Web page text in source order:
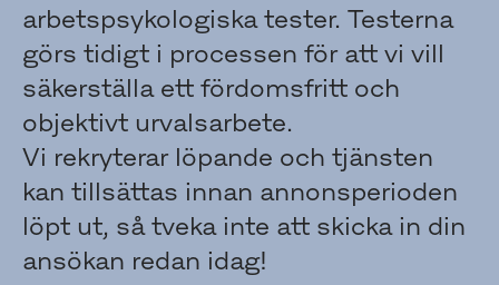
arbetspsykologiska tester. Testerna
görs tidigt i processen för att vi vill
säkerställa ett fördomsfritt och
objektivt urvalsarbete.
Vi rekryterar löpande och tjänsten
kan tillsättas innan annonsperioden
löpt ut, så tveka inte att skicka in din
ansökan redan idag!